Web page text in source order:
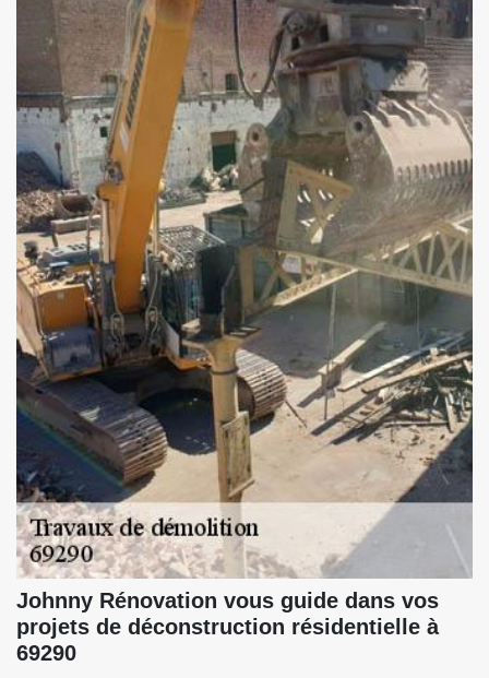
Johnny Rénovation vous guide dans vos
projets de déconstruction résidentielle à
69290